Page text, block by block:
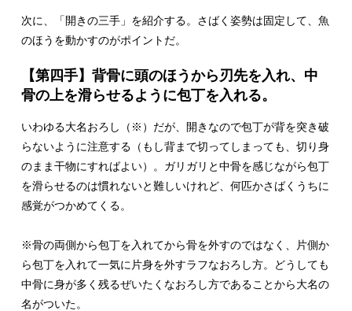
次に、「開きの三手」を紹介する。さばく姿勢は固定して、魚
のほうを動かすのがポイントだ。
【第四手】背骨に頭のほうから刃先を入れ、中
骨の上を滑らせるように包丁を入れる。
いわゆる大名おろし（※）だが、開きなので包丁が背を突き破
らないように注意する（もし背まで切ってしまっても、切り身
のまま干物にすればよい）。ガリガリと中骨を感じながら包丁
を滑らせるのは慣れないと難しいけれど、何匹かさばくうちに
感覚がつかめてくる。
※骨の両側から包丁を入れてから骨を外すのではなく、片側か
ら包丁を入れて一気に片身を外すラフなおろし方。どうしても
中骨に身が多く残るぜいたくなおろし方であることから大名の
名がついた。